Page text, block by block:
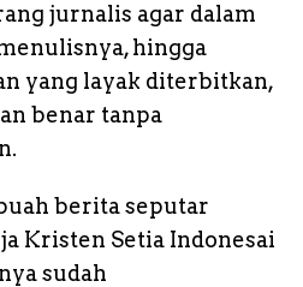
jurnalis agar dalam
hingga
yang layak diterbitkan,
benar tanpa
berita seputar
Kristen Setia Indonesai
sudah